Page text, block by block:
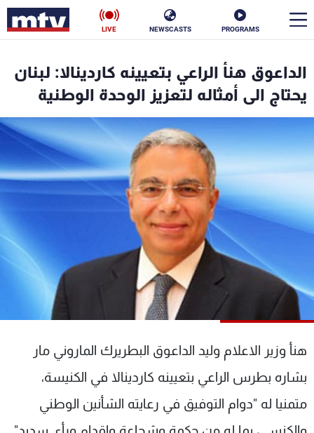
PROGRAMS
NEWSCASTS
LIVE
الداعوق هنأ الراعي بتعيينه كاردينالا: لبنان
يحتاج الى أمثاله لتعزيز الوحدة الوطنية
هنأ وزير الاعلام وليد الداعوق البطريرك الماروني مار
بشاره بطرس الراعي بتعيينه كاردينالا في الكنيسة،
متمنيا له "دوام التوفيق في رعايته الشأنين الوطني
الأخبار
ناس
إقتصاد فن
منوعات رياضة
كأس العالم
البرامج
جدول البرامج
الترددات
الإنـتـاج
لاعلاناتكم
تواصل معنا
شروط الإسـتخدام